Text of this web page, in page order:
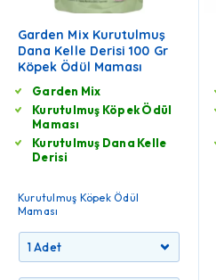
Garden Mix Kurutulmuş
Dana Kelle Derisi 100 Gr
Köpek Ödül Maması
Garden Mix
Kurutulmuş Köpek Ödül
Maması
Kurutulmuş Dana Kelle
Derisi
Kurutulmuş Köpek Ödül
Maması